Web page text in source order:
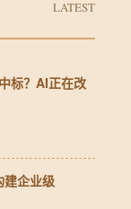
LATEST
标？AI正在改
建企业级